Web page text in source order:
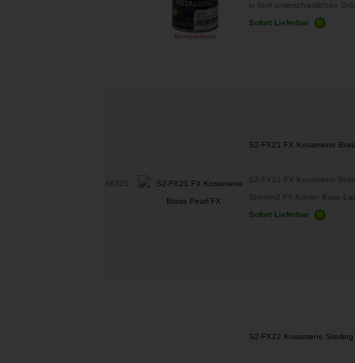
in fünf unterschiedlichen
Sofort Lieferbar
68321
S2-FX21 FX Kosamene
S2-FX21 FX Kosamene
Shimrin2 FX-Karrier Base
Sofort Lieferbar
S2-FX22 Kosamene